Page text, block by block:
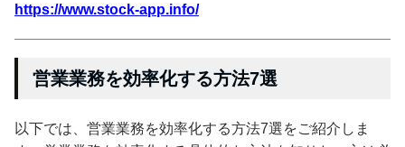
https://www.stock-app.info/
営業業務を効率化する方法7選
以下では、営業業務を効率化する方法7選をご紹介しま